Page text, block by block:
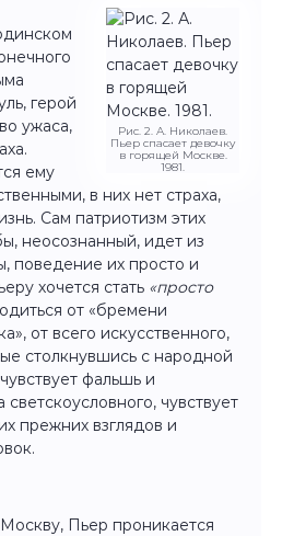
Рис. 2. А. Николаев.
Пьер спасает девочку
в горящей Москве.
1981.
герой
ужаса,
ему
в них нет страха,
Сам патриотизм этих
неосознанный, идет из
поведение их просто и
хочется стать «просто
от «бремени
от всего искусственного,
столкнувшись с народной
фальшь и
чувствует
прежних взглядов и
Пьер проникается